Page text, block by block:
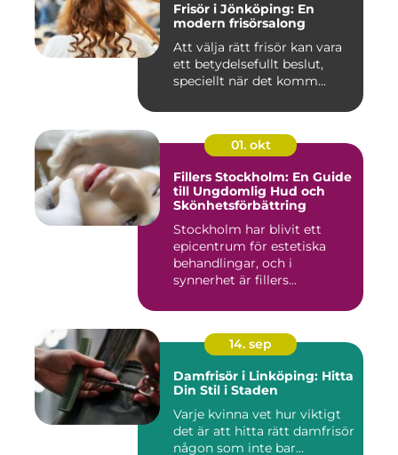
Frisör i Jönköping: En
modern frisörsalong
Att välja rätt frisör kan vara
ett betydelsefullt beslut,
speciellt när det komm...
01. okt
Fillers Stockholm: En Guide
till Ungdomlig Hud och
Skönhetsförbättring
Stockholm har blivit ett
epicentrum för estetiska
behandlingar, och i
synnerhet är fillers...
14. sep
Damfrisör i Linköping: Hitta
Din Stil i Staden
Varje kvinna vet hur viktigt
det är att hitta rätt damfrisör
någon som inte bar...